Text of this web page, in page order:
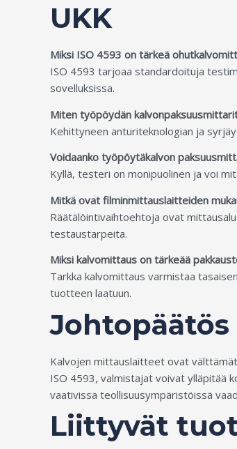
UKK
Miksi ISO 4593 on tärkeä
ISO 4593 tarjoaa standardoituja
sovelluksissa.
Miten työpöydän
Kehittyneen anturiteknologian ja
Voidaanko työpöytäkalvon
Kyllä, testeri on monipuolinen ja voi
Mitkä ovat filminmittauslaitteiden
Räätälöintivaihtoehtoja ovat
testaustarpeita.
Miksi kalvomittaus on tärkeää
Tarkka kalvomittaus varmistaa
tuotteen laatuun.
Johtopäätös
Kalvojen mittauslaitteet ovat
ISO 4593, valmistajat voivat ylläpitää
vaativissa teollisuusympäristöissä
Liittyvät